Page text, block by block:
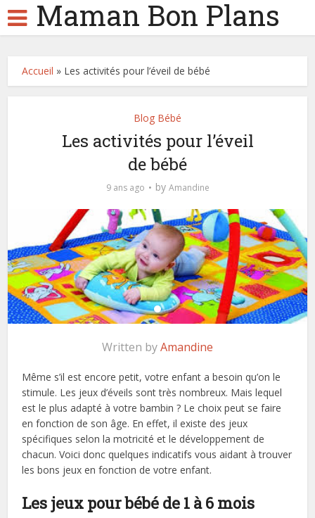
Maman Bon Plans
Accueil » Les activités pour l’éveil de bébé
Blog Bébé
Les activités pour l’éveil
de bébé
9 ans ago by Amandine
Written byAmandine
Même s’il est encore petit, votre enfant a besoin qu’on le
stimule. Les jeux d’éveils sont très nombreux. Mais lequel
est le plus adapté à votre bambin ? Le choix peut se faire
en fonction de son âge. En effet, il existe des jeux
spécifiques selon la motricité et le développement de
chacun. Voici donc quelques indicatifs vous aidant à trouver
les bons jeux en fonction de votre enfant.
Les jeux pour bébé de 1 à 6 mois